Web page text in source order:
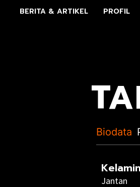
BERITA & ARTIKEL PROFIL
Biodata
Jantan